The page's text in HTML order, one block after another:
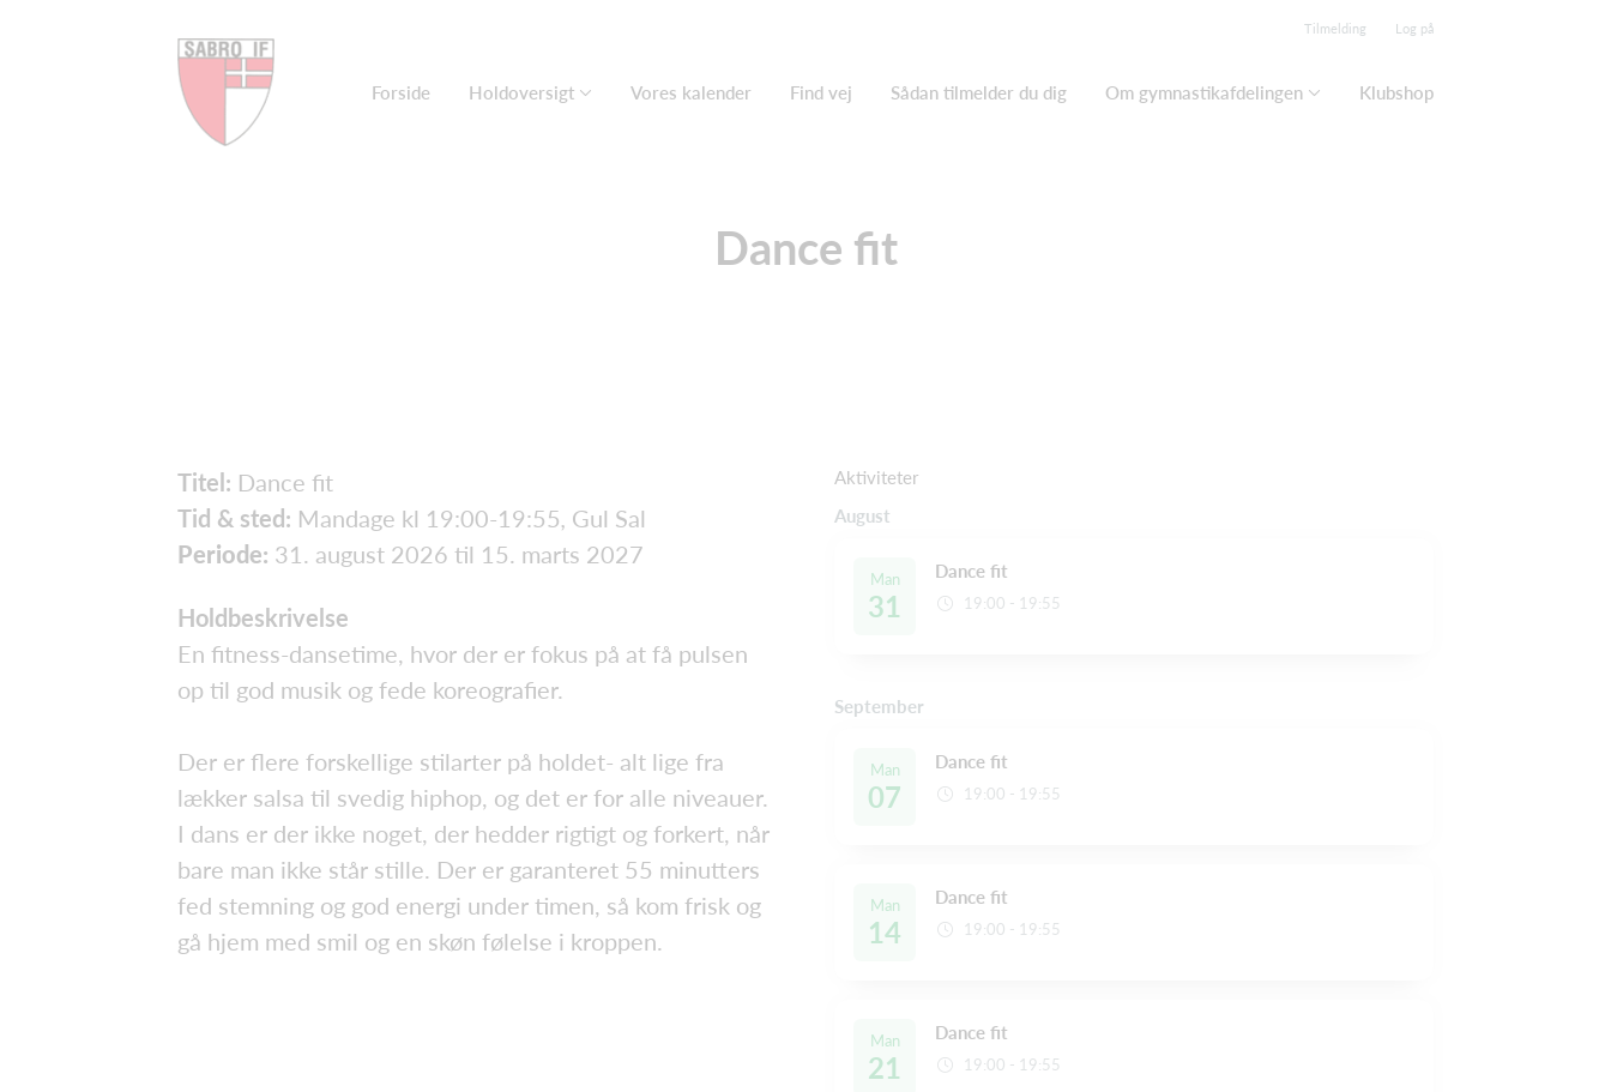
Tilmelding Log på
Forside Holdoversigt Vores kalender Find vej Sådan tilmelder du dig Om gymnastikafdelingen Klubshop
Dance fit
Titel: Dance fit
Tid & sted: Mandage kl 19:00-19:55, Gul Sal
Periode: 31. august 2026 til 15. marts 2027
Holdbeskrivelse
En fitness-dansetime, hvor der er fokus på at få pulsen
op til god musik og fede koreografier.
Der er flere forskellige stilarter på holdet- alt lige fra
lækker salsa til svedig hiphop, og det er for alle niveauer.
I dans er der ikke noget, der hedder rigtigt og forkert, når
bare man ikke står stille. Der er garanteret 55 minutters
fed stemning og god energi under timen, så kom frisk og
gå hjem med smil og en skøn følelse i kroppen.
Aktiviteter
August
Man
31
Dance fit
19:00 - 19:55
September
Man
07
Dance fit
19:00 - 19:55
Man
14
Dance fit
19:00 - 19:55
Man
21
Dance fit
19:00 - 19:55